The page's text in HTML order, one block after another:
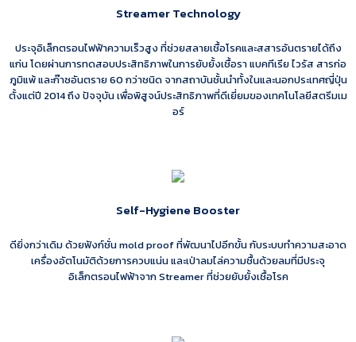
Streamer Technology
ประจุอิเล็กตรอนไฟฟ้าความเร็วสูง ที่ช่วยสลายเชื้อโรคและสสารอันตรายได้ถึง
แก่น โดยผ่านการทดสอบประสิทธิภาพในการยับยั้งเชื้อรา แบคทีเรีย ไวรัส สารก่อ
ภูมิแพ้ และก๊าซอันตราย 60 กว่าชนิด จากสถาบันชั้นนำทั้งในและนอกประเทศญี่ปุ่น
ตั้งแต่ปี 2014 ถึง ปัจจุบัน เพื่อพิสูจน์ประสิทธิภาพที่ดีเยี่ยมของเทคโนโลยีสตรีมเม
อร์
Self-Hygiene Booster
ดียิ่งกว่าเดิม ด้วยฟังก์ชั่น mold proof ที่พัฒนาไปอีกขั้น กับระบบทำความสะอาด
เครื่องอัตโนมัติด้วยการควบแน่น และเป่าลมไล่ความชื้นด้วยลมที่มีประจุ
อิเล็กตรอนไฟฟ้าจาก Streamer ที่ช่วยยับยั้งเชื้อโรค